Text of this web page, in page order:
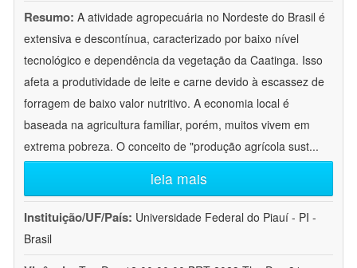
Resumo: A atividade agropecuária no Nordeste do Brasil é
extensiva e descontínua, caracterizado por baixo nível
tecnológico e dependência da vegetação da Caatinga. Isso
afeta a produtividade de leite e carne devido à escassez de
forragem de baixo valor nutritivo. A economia local é
baseada na agricultura familiar, porém, muitos vivem em
extrema pobreza. O conceito de "produção agrícola sust...
leia mais
Instituição/UF/País: Universidade Federal do Piauí - PI -
Brasil